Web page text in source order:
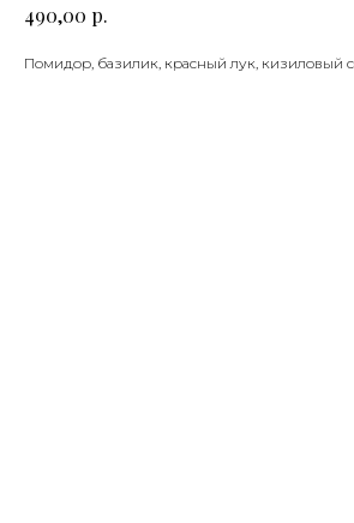
490,00 р.
Помидор, базилик, красный лук, кизиловый